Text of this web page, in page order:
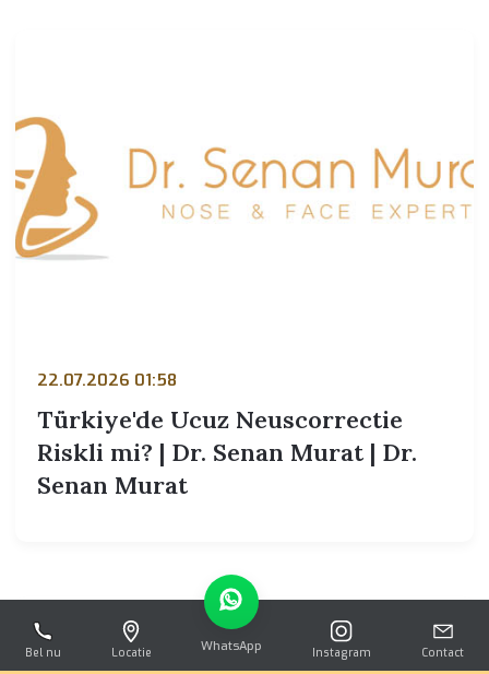
22.07.2026 01:58
Türkiye'de Ucuz Neuscorrectie
Riskli mi? | Dr. Senan Murat | Dr.
Senan Murat
Bel nu Locatie WhatsApp Instagram Contact